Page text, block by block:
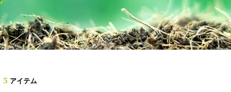
5 アイテム